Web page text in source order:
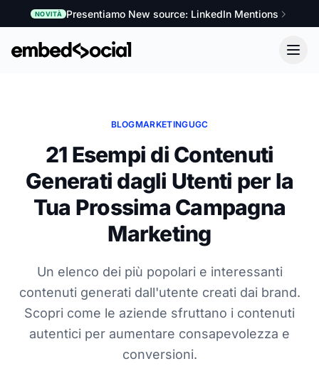
NOVITÀ Presentiamo New source: LinkedIn Mentions
BLOGMARKETINGUGC
21 Esempi di Contenuti
Generati dagli Utenti per la
Tua Prossima Campagna
Marketing
Un elenco dei più popolari e interessanti
contenuti generati dall'utente creati dai brand.
Scopri come le aziende sfruttano i contenuti
autentici per aumentare consapevolezza e
conversioni.